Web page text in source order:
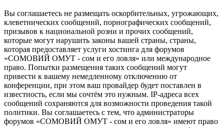
Вы соглашаетесь не размещать оскорбительных, угрожающих,
клеветнических сообщений, порнографических сообщений,
призывов к национальной розни и прочих сообщений,
которые могут нарушить законы вашей страны, страны,
которая предоставляет услуги хостинга для форумов
«СОМОВИЙ ОМУТ - сом и его ловля» или международное
право. Попытки размещения таких сообщений могут
привести к вашему немедленному отключению от
конференции, при этом ваш провайдер будет поставлен в
известность, если мы сочтём это нужным. IP-адреса всех
сообщений сохраняются для возможности проведения такой
политики. Вы соглашаетесь с тем, что администраторы
форумов «СОМОВИЙ ОМУТ - сом и его ловля» имеют право